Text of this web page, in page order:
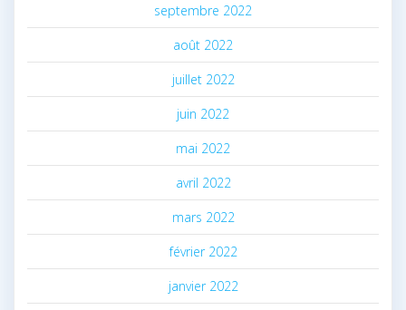
septembre 2022
août 2022
juillet 2022
juin 2022
mai 2022
avril 2022
mars 2022
février 2022
janvier 2022